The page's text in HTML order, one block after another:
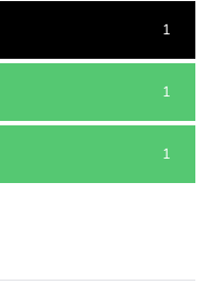
1
1
1